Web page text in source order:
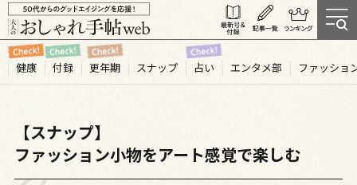
健康 付録 更年期 スナップ 占い エンタメ部 ファッショ
【スナップ】
ファッション小物をアート感覚で楽しむ